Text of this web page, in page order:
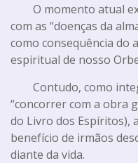
O momento atual
com as “doenças da
como consequência do
espiritual de nosso
Contudo, como
“concorrer com a obra
do Livro dos Espíritos),
benefício de irmãos
diante da vida.